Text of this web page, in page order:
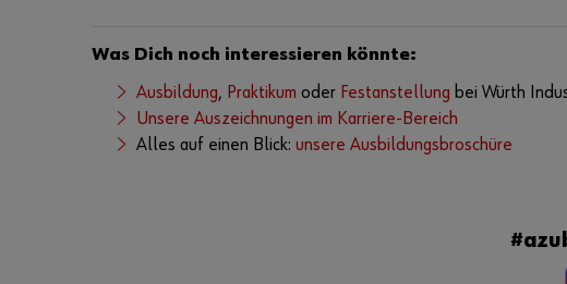
Was Dich noch interessieren könnte:
Ausbildung, Praktikum oder Festanstellung bei Würth
Unsere Auszeichnungen im Karriere-Bereich
Alles auf einen Blick: unsere Ausbildungsbroschüre